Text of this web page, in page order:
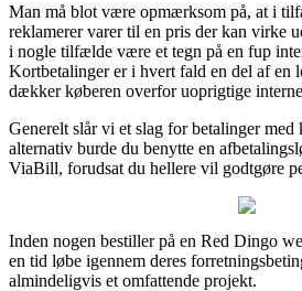
Man må blot være opmærksom på, at i
reklamerer varer til en pris der kan virke
i nogle tilfælde være et tegn på en fup
Kortbetalinger er i hvert fald en del af en
dækker køberen overfor uoprigtige
Generelt slår vi et slag for betalinger
alternativ burde du benytte en
ViaBill, forudsat du hellere vil godtgøre
Inden nogen bestiller på en Red Dingo
en tid løbe igennem deres
almindeligvis et omfattende projekt.